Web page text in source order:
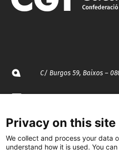
C/ Burgos 59, Baixos –
935 120 481
@CGTCatalunya
Privacy on this site
We collect and process your data
understand how it is used. You